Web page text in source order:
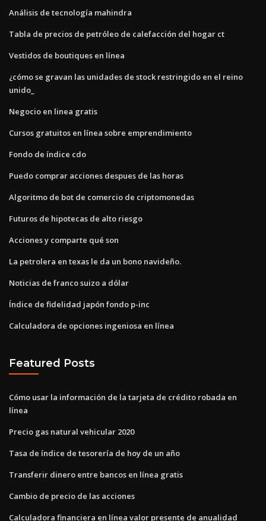
Análisis de tecnología mahindra
Tabla de precios de petróleo de calefacción del hogar ct
Vestidos de boutiques en línea
¿cómo se gravan las unidades de stock restringido en el reino
unido_
Negocio en linea gratis
Cursos gratuitos en línea sobre emprendimiento
Fondo de índice cdo
Puedo comprar acciones despues de las horas
Algoritmo de bot de comercio de criptomonedas
Futuros de hipotecas de alto riesgo
Acciones y comparte qué son
La petrolera en texas le da un bono navideño.
Noticias de franco suizo a dólar
Índice de fidelidad japón fondo p-inc
Calculadora de opciones ingeniosa en línea
Featured Posts
Cómo usar la información de la tarjeta de crédito robada en
línea
Precio gas natural vehicular 2020
Tasa de índice de tesorería de hoy de un año
Transferir dinero entre bancos en línea gratis
Cambio de precio de las acciones
Calculadora financiera en línea valor presente de anualidad